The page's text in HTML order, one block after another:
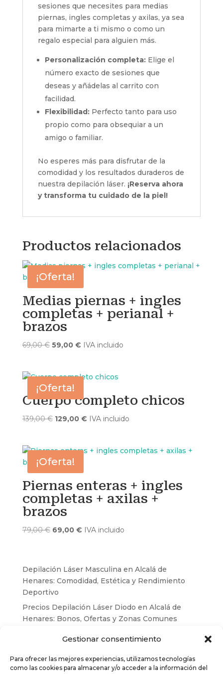
Gestionar consentimiento
Para ofrecer las mejores experiencias, utilizamos tecnologías
como las cookies para almacenar y/o acceder a la información del
sesiones que necesites para medias
piernas, ingles completas y axilas, ya sea
para mimarte a ti mismo o como un
regalo especial para alguien más.
Personalización completa:Elige el
número exacto de sesiones que
deseas y añádelas al carrito con
facilidad.
Flexibilidad:Perfecto tanto para uso
propio como para obsequiar a un
amigo o familiar.
No esperes más para disfrutar de la
comodidad y los resultados duraderos de
nuestra depilación láser. ¡Reserva ahora
y transforma tu cuidado de la piel!
Productos relacionados
¡Oferta!
Medias piernas + ingles
completas + perianal +
brazos
69,00€ El
era:
69,00 €.
59,00 €El
es:
IVA incluido
¡Oferta!
Cuerpo completo chicos
139,00€ El
era:
139,00 €.
129,00 €El
es:
IVA incluido
¡Oferta!
Piernas enteras + ingles
completas + axilas +
brazos
79,00€ El
69,00 €ElIVA incluido
Depilación Láser Masculina en Alcalá de
Henares: Comodidad, Estética y Rendimiento
Deportivo
Precios Depilación Láser Diodo en Alcalá de
Henares: Bonos, Ofertas y Zonas Comunes
Cómo preparar tu piel antes y después de la
depilación láser – Depilación Láser Alcalá